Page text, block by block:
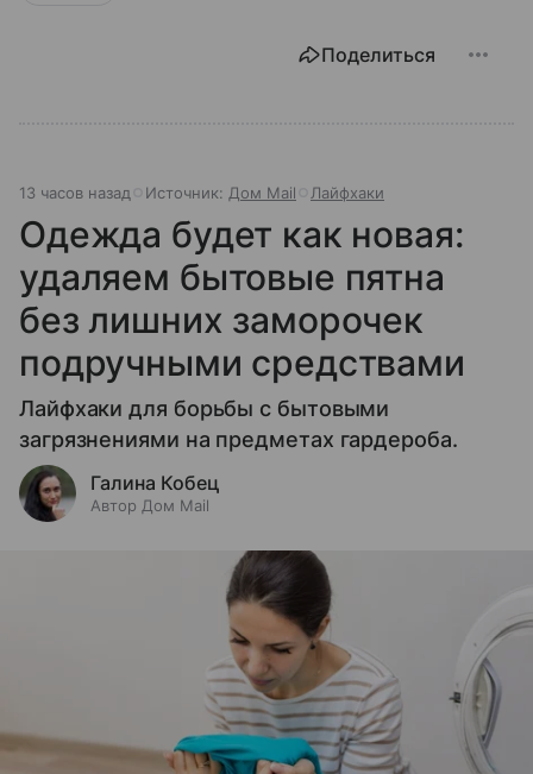
Поделиться
13 часов назад Источник: Дом Mail Лайфхаки
Одежда будет как новая:
удаляем бытовые пятна
без лишних заморочек
подручными средствами
Лайфхаки для борьбы с бытовыми
загрязнениями на предметах гардероба.
Галина Кобец
Автор Дом Mail